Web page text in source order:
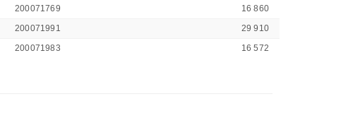
200071769
16 860
200071991
29 910
200071983 16 572